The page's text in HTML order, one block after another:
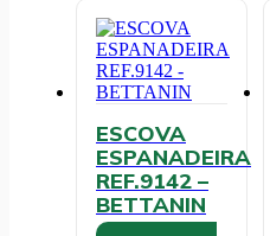
ESCOVA
ESPANADEIRA
REF.9142 –
BETTANIN